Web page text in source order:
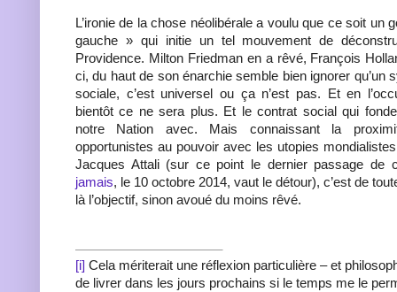
L’ironie de la chose néolibérale a voulu que ce soit un
gauche » qui initie un tel mouvement de
Providence. Milton Friedman en a rêvé, François
ci, du haut de son énarchie semble bien ignorer qu’un
sociale, c’est universel ou ça n’est pas. Et en
bientôt ce ne sera plus. Et le contrat social qui
notre Nation avec. Mais connaissant la
opportunistes au pouvoir avec les utopies
Jacques Attali (sur ce point le dernier passage de
jamais, le 10 octobre 2014, vaut le détour), c’est de
là l’objectif, sinon avoué du moins rêvé.
[i] Cela mériterait une réflexion particulière – et
de livrer dans les jours prochains si le temps me le